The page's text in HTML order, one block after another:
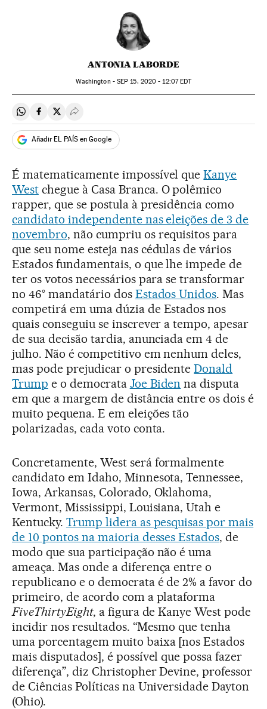
ANTONIA LABORDE
Washington - SEP 15, 2020 - 12:07EDT
Compartir en Whatsapp
Compartir en Facebook
Compartir en Twitter
Desplegar Redes Sociales
Añadir EL PAÍS en Google
É matematicamente impossível queKanye
Westchegue à Casa Branca. O polêmico
rapper, que se postula à presidência como
candidato independente nas eleições de 3 de
novembro, não cumpriu os requisitos para
que seu nome esteja nas cédulas de vários
Estados fundamentais, o que lhe impede de
ter os votos necessários para se transformar
no 46° mandatário dos Estados Unidos. Mas
competirá em uma dúzia de Estados nos
quais conseguiu se inscrever a tempo, apesar
de sua decisão tardia, anunciada em 4 de
julho. Não é competitivo em nenhum deles,
mas pode prejudicar o presidenteDonald
Trump e o democrata Joe Biden na disputa
em que a margem de distância entre os dois é
muito pequena. E em eleições tão
polarizadas, cada voto conta.
Concretamente, West será formalmente
candidato em Idaho, Minnesota, Tennessee,
Iowa, Arkansas, Colorado, Oklahoma,
Vermont, Mississippi, Louisiana, Utah e
Kentucky. Trump lidera as pesquisas por mais
de 10 pontos na maioria desses Estados, de
modo que sua participação não é uma
ameaça. Mas onde a diferença entre o
republicano e o democrata é de 2% a favor do
primeiro, de acordo com a plataforma
FiveThirtyEight, a figura de Kanye West pode
incidir nos resultados. “Mesmo que tenha
uma porcentagem muito baixa [nos Estados
mais disputados], é possível que possa fazer
diferença”, diz Christopher Devine, professor
de Ciências Políticas na Universidade Dayton
(Ohio).